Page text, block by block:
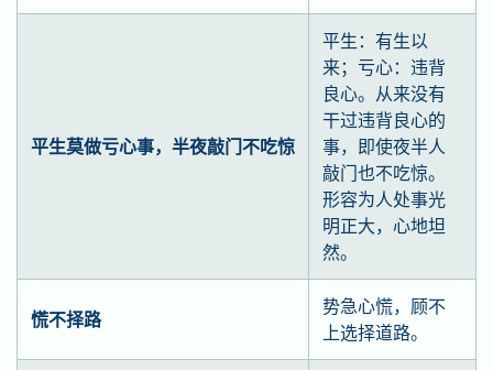
平生莫做亏心事，半夜敲门不吃惊
平生：有生以
来；亏心：违背
良心。从来没有
干过违背良心的
事，即使夜半人
敲门也不吃惊。
形容为人处事光
明正大，心地坦
然。
慌不择路
势急心慌，顾不
上选择道路。